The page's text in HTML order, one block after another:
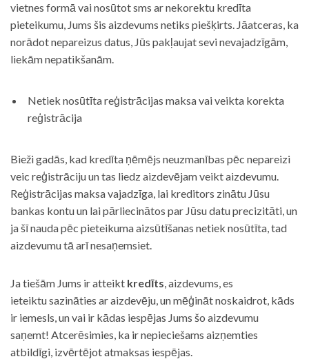
vietnes formā vai nosūtot sms ar nekorektu kredīta
pieteikumu, Jums šis aizdevums netiks piešķirts. Jāatceras, ka
norādot nepareizus datus, Jūs pakļaujat sevi nevajadzīgām,
liekām nepatikšanām.
Netiek nosūtīta reģistrācijas maksa vai veikta korekta
reģistrācija
Bieži gadās, kad kredīta ņēmējs neuzmanības pēc nepareizi
veic reģistrāciju un tas liedz aizdevējam veikt aizdevumu.
Reģistrācijas maksa vajadzīga, lai kreditors zinātu Jūsu
bankas kontu un lai pārliecinātos par Jūsu datu precizitāti, un
ja šī nauda pēc pieteikuma aizsūtīšanas netiek nosūtīta, tad
aizdevumu tā arī nesaņemsiet.
Ja tiešām Jums ir atteikt kredīts, aizdevums, es
ieteiktu sazināties ar aizdevēju, un mēģināt noskaidrot, kāds
ir iemesls, un vai ir kādas iespējas Jums šo aizdevumu
saņemt! Atcerēsimies, ka ir nepieciešams aizņemties
atbildīgi, izvērtējot atmaksas iespējas.